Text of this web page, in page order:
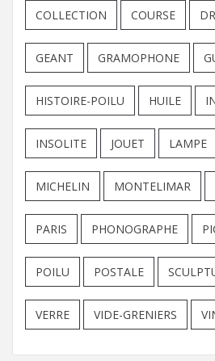
COLLECTION COURSE
GEANT GRAMOPHONE
HISTOIRE-POILU HUILE
INSOLITE JOUET LAMPE
MICHELIN MONTELIMAR
PARIS PHONOGRAPHE
POILU POSTALE
VERRE VIDE-GRENIERS